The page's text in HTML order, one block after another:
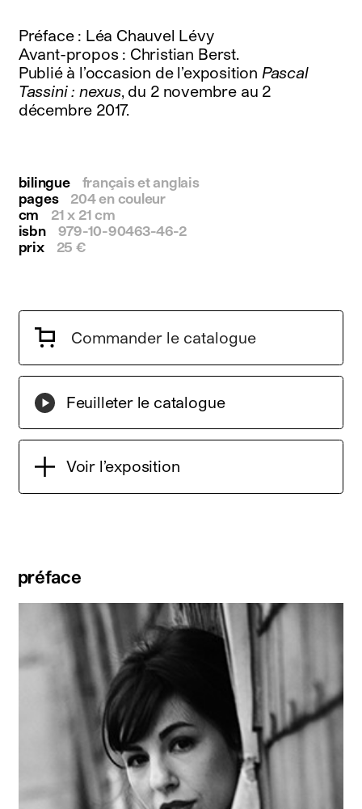
facebook
twitter
linkedin
youtube
newsletter
Préface : Léa Chauvel Lévy
Avant-propos : Christian Berst.
Publié à l’occasion de l’exposition Pascal
Tassini : nexus, du 2 novembre au 2
décembre 2017.
bilingue
français et anglais
pages
204 en couleur
cm
21 x 21 cm
isbn
979-10-90463-46-2
prix
25 €
Commander le catalogue
Feuilleter le catalogue
Voir l’exposition
préface